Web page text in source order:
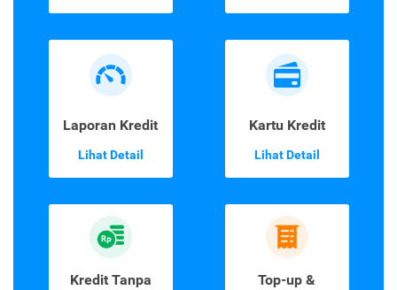
Laporan Kredit
Lihat Detail
Kartu Kredit
Lihat Detail
Kredit Tanpa
Top-up &